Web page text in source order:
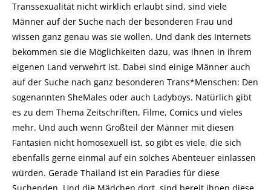
Transsexualität nicht wirklich erlaubt sind, sind viele
Männer auf der Suche nach der besonderen Frau und
wissen ganz genau was sie wollen. Und dank des Internets
bekommen sie die Möglichkeiten dazu, was ihnen in ihrem
eigenen Land verwehrt ist. Dabei sind einige Männer auch
auf der Suche nach ganz besonderen Trans*Menschen: Den
sogenannten SheMales oder auch Ladyboys. Natürlich gibt
es zu dem Thema Zeitschriften, Filme, Comics und vieles
mehr. Und auch wenn Großteil der Männer mit diesen
Fantasien nicht homosexuell ist, so gibt es viele, die sich
ebenfalls gerne einmal auf ein solches Abenteuer einlassen
würden. Gerade Thailand ist ein Paradies für diese